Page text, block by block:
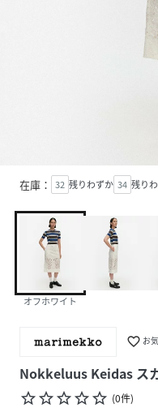
在庫： 32 残りわずか 34 残り
オフホワイト
favorite_border お
Nokkeluus Keidas ス
star_borderstar_borderstar_borderstar_borderstar_border (0件)